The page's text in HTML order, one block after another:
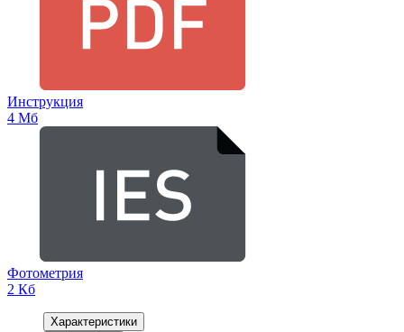
Инструкция
4 Мб
Фотометрия
2 Кб
Характеристики